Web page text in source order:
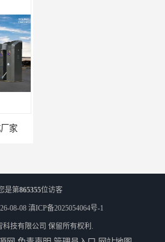
家
是第865355位访客
08-08 滇ICP备2025054064号-1
科技有限公司 保留所有权利.